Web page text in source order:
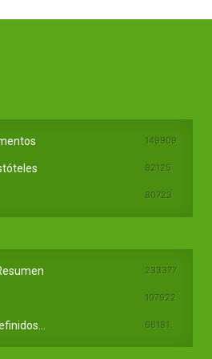
149909
82125
80723
233377
107922
66181